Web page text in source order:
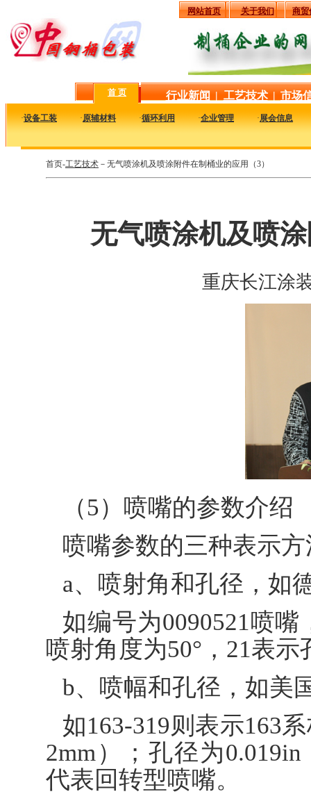
网站首页 关于我们 商贸
首 页 行业新闻 | 工艺技术 | 市场
·设备工装 ·原辅材料 ·循环利用 ·企业管理 ·展会信息
首页-工艺技术 －无气喷涂机及喷涂附件在制桶业的应用（3）
无气喷涂机及喷
重庆长江涂
（5）喷嘴的参数介绍
喷嘴参数的三种表示
a、喷射角和孔径，如
如编号为0090521喷
喷射角度为50°，21表示
b、喷幅和孔径，如美
如163-319则表示163
2mm）；孔径为
代表回转型喷嘴。